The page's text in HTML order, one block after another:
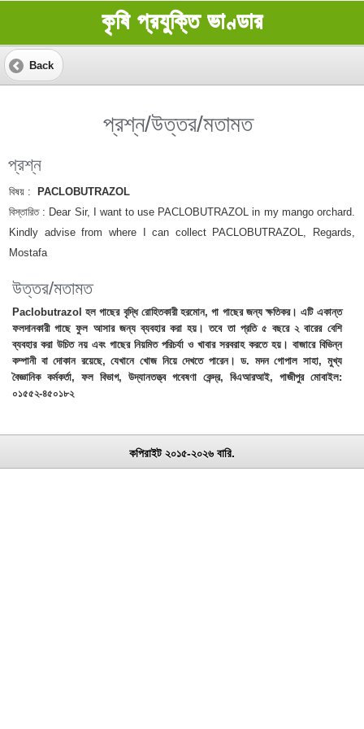
কৃষি প্রযুক্তি ভাণ্ডার
Back
প্রশ্ন/উত্তর/মতামত
প্রশ্ন
বিষয় :
PACLOBUTRAZOL
বিস্তারিত : Dear Sir, I want to use PACLOBUTRAZOL in my mango orchard.
Kindly advise from where I can collect PACLOBUTRAZOL, Regards,
Mostafa
উত্তর/মতামত
Paclobutrazol হল গাছের বৃদ্ধি রোহিতকারী হরমোন, গা গাছের জন্য ক্ষতিকর। এটি একান্ত
ফলদানকারী গাছে ফুল আসার জন্য ব্যবহার করা হয়। তবে তা প্রতি ৫ বছরে ২ বারের বেশি
ব্যবহার করা উচিত নয় এবং গাছের নিয়মিত পরিচর্যা ও খাবার সরবরাহ করতে হয়। বাজারে বিভিন্ন
কম্পানী বা দোকান রয়েছে, যেখানে খোজ নিয়ে দেখতে পারেন। ড. মদন গোপাল সাহা, মুখ্য
বৈজ্ঞানিক কর্মকর্তা, ফল বিভাগ, উদ্যানতত্ত্ব গবেষণা কেন্দ্র, বিএআরআই, গাজীপুর মোবাইল:
০১৫৫২-৪৫০১৮২
কপিরাইট ২০১৫-২০২৬ বারি.